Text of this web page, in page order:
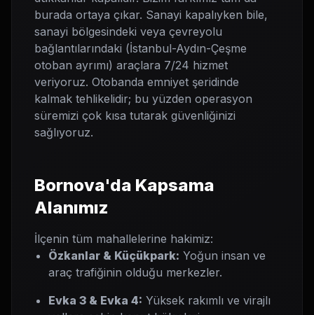
burada ortaya çıkar. Sanayi kapalıyken bile,
sanayi bölgesindeki veya çevreyolu
bağlantılarındaki (İstanbul-Aydın-Çeşme
otoban ayrımı) araçlara 7/24 hizmet
veriyoruz. Otobanda emniyet şeridinde
kalmak tehlikelidir; bu yüzden operasyon
süremizi çok kısa tutarak güvenliğinizi
sağlıyoruz.
Bornova'da Kapsama
Alanımız
İlçenin tüm mahallelerine hakimiz:
Özkanlar & Küçükpark: Yoğun insan ve
araç trafiğinin olduğu merkezler.
Evka 3 & Evka 4: Yüksek rakımlı ve virajlı